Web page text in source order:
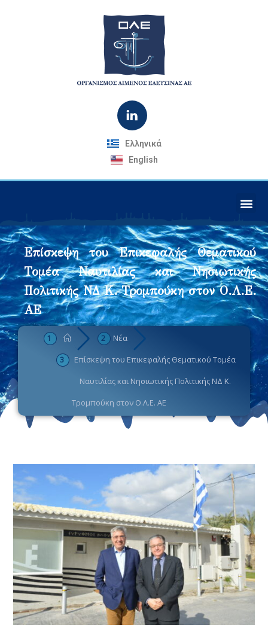
Ελληνικά
English
Επίσκεψη του Επικεφαλής Θεματικού
Τομέα Ναυτιλίας και Νησιωτικής
Πολιτικής ΝΔ Κ. Τρομπούκη στον Ο.Λ.Ε.
ΑΕ
Νέα
Επίσκεψη του Επικεφαλής Θεματικού Τομέα
Ναυτιλίας και Νησιωτικής Πολιτικής ΝΔ Κ.
Τρομπούκη στον Ο.Λ.Ε. ΑΕ